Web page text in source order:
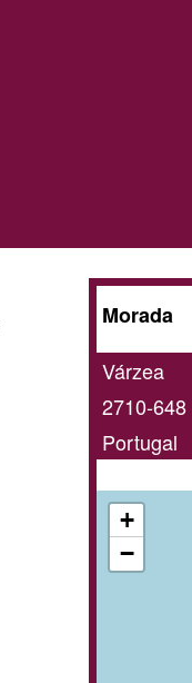
A
domicili
/
En
linha
Morada
Várzea
2710-648
Portugal
+
−